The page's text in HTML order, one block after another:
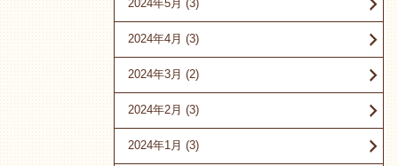
2024年5月 (3)
2024年4月 (3)
2024年3月 (2)
2024年2月 (3)
2024年1月 (3)